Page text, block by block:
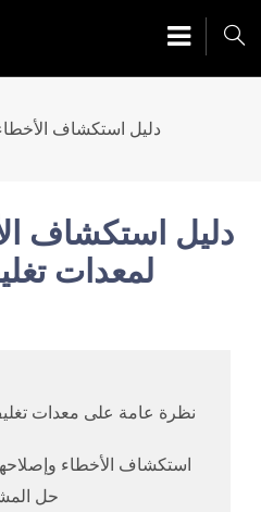

دليل استكشاف
دليل استكشاف
لمعدات
2. استكشاف الأخطاء
3. حل